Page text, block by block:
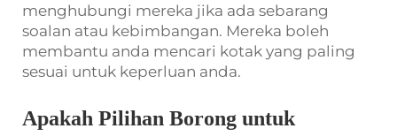
menghubungi mereka jika ada sebarang
soalan atau kebimbangan. Mereka boleh
membantu anda mencari kotak yang paling
sesuai untuk keperluan anda.
Apakah Pilihan Borong untuk